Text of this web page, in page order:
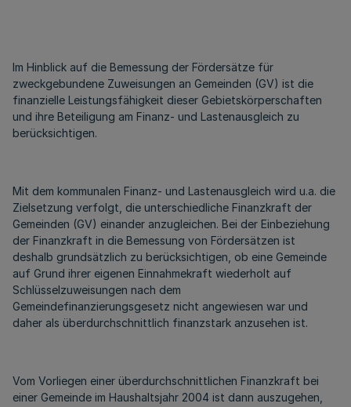
Im Hinblick auf die Bemessung der Fördersätze für
zweckgebundene Zuweisungen an Gemeinden (GV) ist die
finanzielle Leistungsfähigkeit dieser Gebietskörperschaften
und ihre Beteiligung am Finanz- und Lastenausgleich zu
berücksichtigen.
Mit dem kommunalen Finanz- und Lastenausgleich wird u.a. die
Zielsetzung verfolgt, die unterschiedliche Finanzkraft der
Gemeinden (GV) einander anzugleichen. Bei der Einbeziehung
der Finanzkraft in die Bemessung von Fördersätzen ist
deshalb grundsätzlich zu berücksichtigen, ob eine Gemeinde
auf Grund ihrer eigenen Einnahmekraft wiederholt auf
Schlüsselzuweisungen nach dem
Gemeindefinanzierungsgesetz nicht angewiesen war und
daher als überdurchschnittlich finanzstark anzusehen ist.
Vom Vorliegen einer überdurchschnittlichen Finanzkraft bei
einer Gemeinde im Haushaltsjahr 2004 ist dann auszugehen,